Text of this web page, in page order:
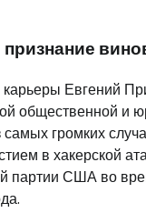
Евгений
общественной и
самых громких
в хакерской
партии США во